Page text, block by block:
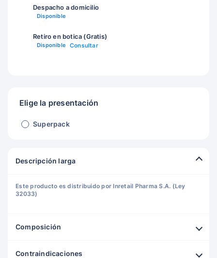
Despacho a domicilio
Disponible
Retiro en botica (Gratis)
Disponible Consultar
Elige la presentación
Superpack
Descripción larga
Este producto es distribuido por Inretail Pharma S.A. (Ley
32033)
Composición
Contraindicaciones